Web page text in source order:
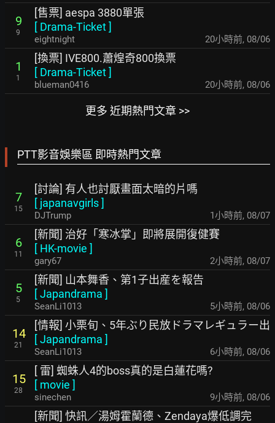
9
9
[售票] aespa 3880單張
[ Drama-Ticket]
eightnight 20小時前, 08/06
1
1
[換票] IVE800.蕭煌奇800換票
[ Drama-Ticket]
blueman0416 20小時前, 08/06
更多 近期熱門文章 >>
PTT影音娛樂區 即時熱門文章
7
15
[討論] 有人也討厭畫面太暗的片嗎
[ japanavgirls]
DJTrump 1小時前, 08/07
6
11
[新聞] 治好「寒冰掌」即將展開復健賽
[ HK-movie ]
gary67 2小時前, 08/07
5
5
[新聞] 山本舞香、第1子出産を報告
[Japandrama ]
SeanLi1013 5小時前, 08/06
14
21
[情報] 小栗旬、5年ぶり民放ドラマレギュラー出
[Japandrama ]
SeanLi1013 6小時前, 08/06
15
28
[ 雷] 蜘蛛人4的boss真的是白蓮花嗎?
[ movie ]
sinechen 9小時前, 08/06
[新聞] 快訊／湯姆霍蘭德、Zendaya爆低調完